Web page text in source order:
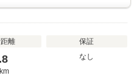
離
保証
なし